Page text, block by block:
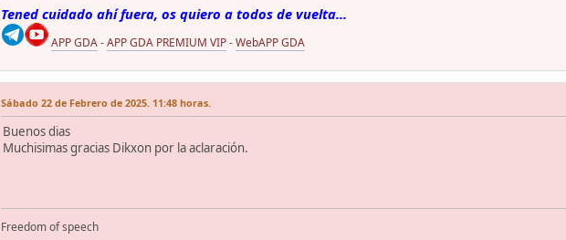
Tened cuidado ahí fuera, os quiero a todos de vuelta...
APP GDA-APP GDA PREMIUM VIP-WebAPP GDA
Sábado 22 de Febrero de 2025. 11:48 horas.
Buenos dias
Muchisimas gracias Dikxon por la aclaración.
Freedom of speech